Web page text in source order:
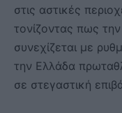
στις αστικές
τονίζοντας πως
συνεχίζεται με
την Ελλάδα
σε στεγαστική